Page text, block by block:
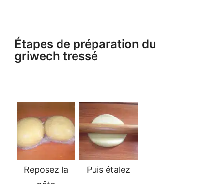
Étapes de préparation du
griwech tressé
Reposez la
Puis étalez